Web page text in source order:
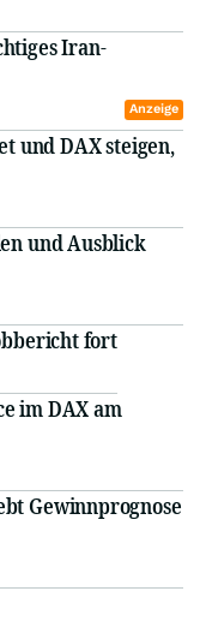
Iran-
Anzeige
und DAX steigen,
und Ausblick
fort
im DAX am
Gewinnprognose